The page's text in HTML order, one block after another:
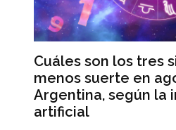
Cuáles son los tres
menos suerte en
Argentina, según la
artificial